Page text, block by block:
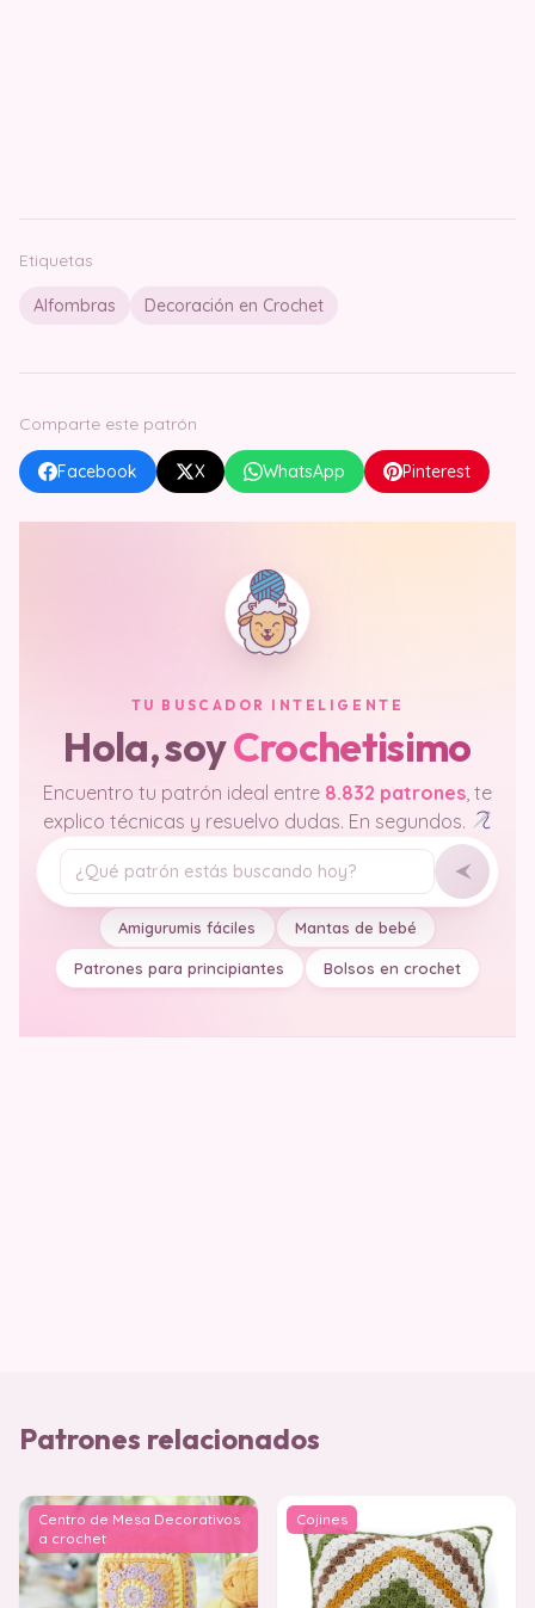
Etiquetas
Alfombras Decoración en Crochet
Comparte este patrón
Facebook X WhatsApp Pinterest
TU BUSCADOR INTELIGENTE
Hola, soyCrochetisimo
Encuentro tu patrón ideal entre 8.832 patrones , te
explico técnicas y resuelvo dudas. En segundos.
Tu pregunta
Amigurumis fáciles Mantas de bebé
Patrones para principiantes Bolsos en crochet
Patrones relacionados
Centro de Mesa Decorativos
a crochet
Cojines